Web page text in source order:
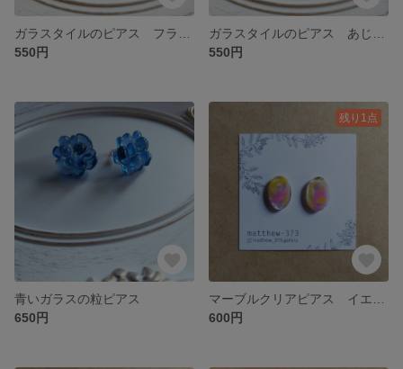
550円
550円
青いガラスの粒ピアス
650円
残り1点
600円